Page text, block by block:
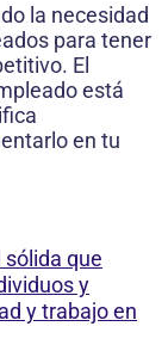
la necesidad
para tener
El
está
en tu
que
y
y trabajo en